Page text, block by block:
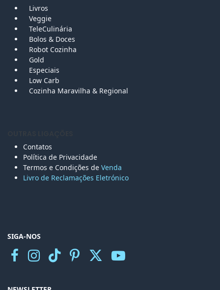
Livros
Veggie
TeleCulinária
Bolos & Doces
Robot Cozinha
Gold
Especiais
Low Carb
Cozinha Maravilha & Regional
Contatos
Política de Privacidade
Termos e Condições de Venda
Livro de Reclamações Eletrónico
SIGA-NOS